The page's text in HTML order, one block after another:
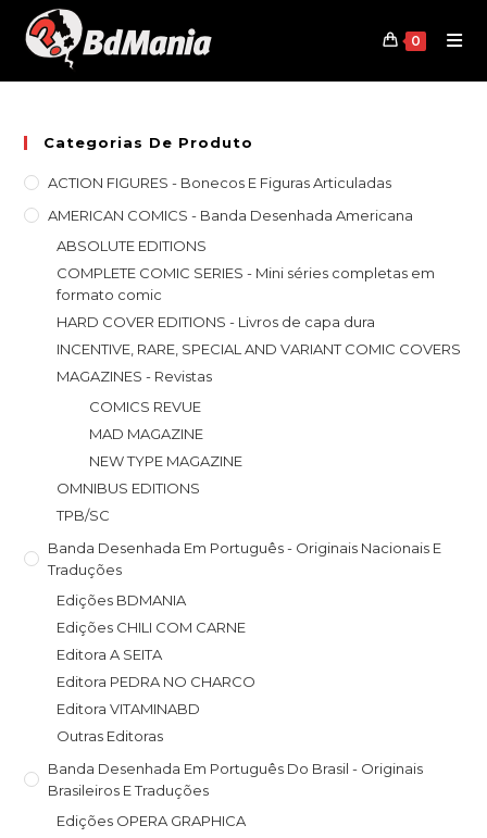
content
0
Categorias De Produto
ACTION FIGURES - Bonecos E Figuras Articuladas
AMERICAN COMICS - Banda Desenhada Americana
ABSOLUTE EDITIONS
COMPLETE COMIC SERIES - Mini séries completas em
formato comic
HARD COVER EDITIONS - Livros de capa dura
INCENTIVE, RARE, SPECIAL AND VARIANT COMIC COVERS
MAGAZINES - Revistas
COMICS REVUE
MAD MAGAZINE
NEW TYPE MAGAZINE
OMNIBUS EDITIONS
TPB/SC
Banda Desenhada Em Português - Originais Nacionais E
Traduções
Edições BDMANIA
Edições CHILI COM CARNE
Editora A SEITA
Editora PEDRA NO CHARCO
Editora VITAMINABD
Outras Editoras
Banda Desenhada Em Português Do Brasil - Originais
Brasileiros E Traduções
Edições OPERA GRAPHICA